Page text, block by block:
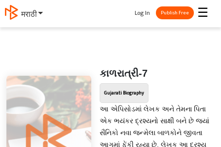
मराठी ☰
Log In Publish Free
કાળરાત્રી-7
Gujarati Biography
આ એપિસોડમાં લેખક અને તેમના પિતા
એક ભયંકર દ્રશ્યનો સાક્ષી બને છે જ્યાં
સૈનિકો નવા જન્મેલા બાળકોને જીવતા
આગમાં ફેંકી રહ્યા છે. લેખક આ દ્રશ્ય